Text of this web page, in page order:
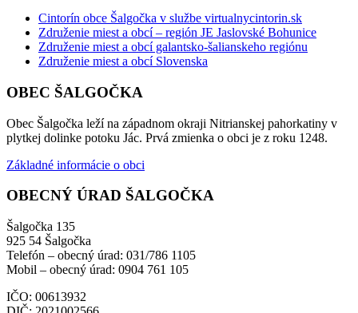
Cintorín obce Šalgočka v službe virtualnycintorin.sk
Združenie miest a obcí – región JE Jaslovské Bohunice
Združenie miest a obcí galantsko-šalianskeho regiónu
Združenie miest a obcí Slovenska
OBEC ŠALGOČKA
Obec Šalgočka leží na západnom okraji Nitrianskej pahorkatiny v
plytkej dolinke potoku Jác. Prvá zmienka o obci je z roku 1248.
Základné informácie o obci
OBECNÝ ÚRAD ŠALGOČKA
Šalgočka 135
925 54 Šalgočka
Telefón – obecný úrad: 031/786 1105
Mobil – obecný úrad: 0904 761 105
IČO: 00613932